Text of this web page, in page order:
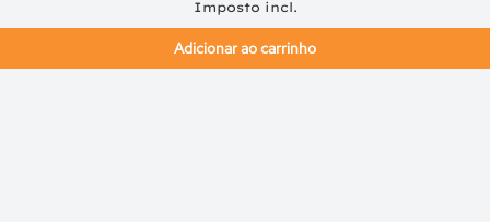
Imposto incl.
Adicionar ao carrinho